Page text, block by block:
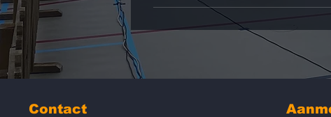
DMWA is opgericht door
onafhankelijke,
Contact